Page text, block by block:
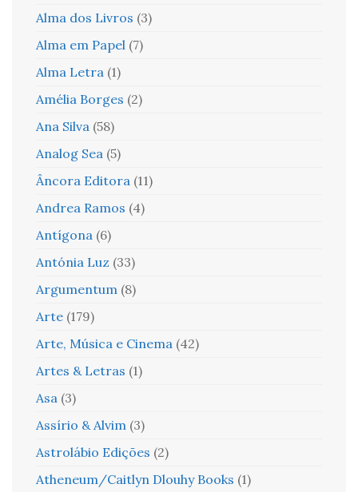
Alma dos Livros (3)
Alma em Papel (7)
Alma Letra (1)
Amélia Borges (2)
Ana Silva (58)
Analog Sea (5)
Âncora Editora (11)
Andrea Ramos (4)
Antígona (6)
Antónia Luz (33)
Argumentum (8)
Arte (179)
Arte, Música e Cinema (42)
Artes & Letras (1)
Asa (3)
Assírio & Alvim (3)
Astrolábio Edições (2)
Atheneum/Caitlyn Dlouhy Books (1)